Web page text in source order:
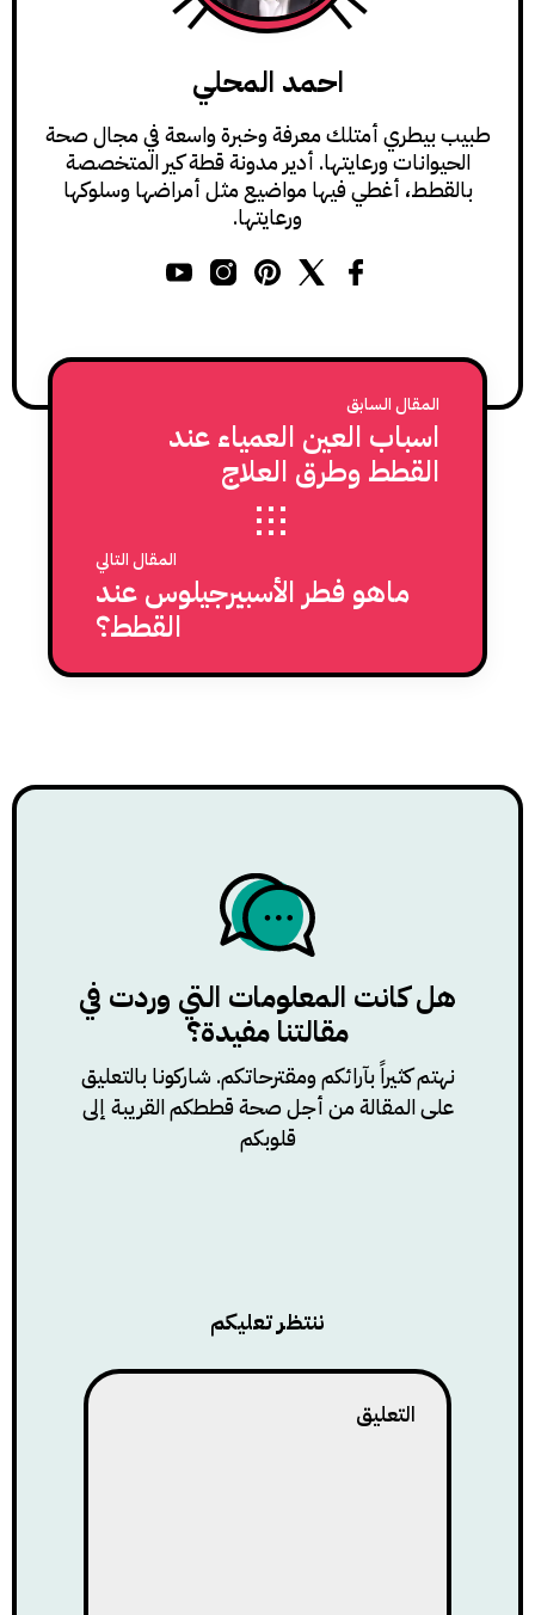
احمد المحلي
طبيب بيطري أمتلك معرفة وخبرة واسعة في مجال صحة
الحيوانات ورعايتها. أدير مدونة قطة كير المتخصصة
بالقطط، أغطي فيها مواضيع مثل أمراضها وسلوكها
ورعايتها.
المقال السابق
اسباب العين العمياء عند
القطط وطرق العلاج
المقال التالي
ماهو فطر الأسبيرجيلوس عند
القطط؟
هل كانت المعلومات التي وردت في
مقالتنا مفيدة؟
نهتم كثيراً بآرائكم ومقترحاتكم. شاركونا بالتعليق
على المقالة من أجل صحة قططكم القريبة إلى
قلوبكم
ننتظر تعليكم